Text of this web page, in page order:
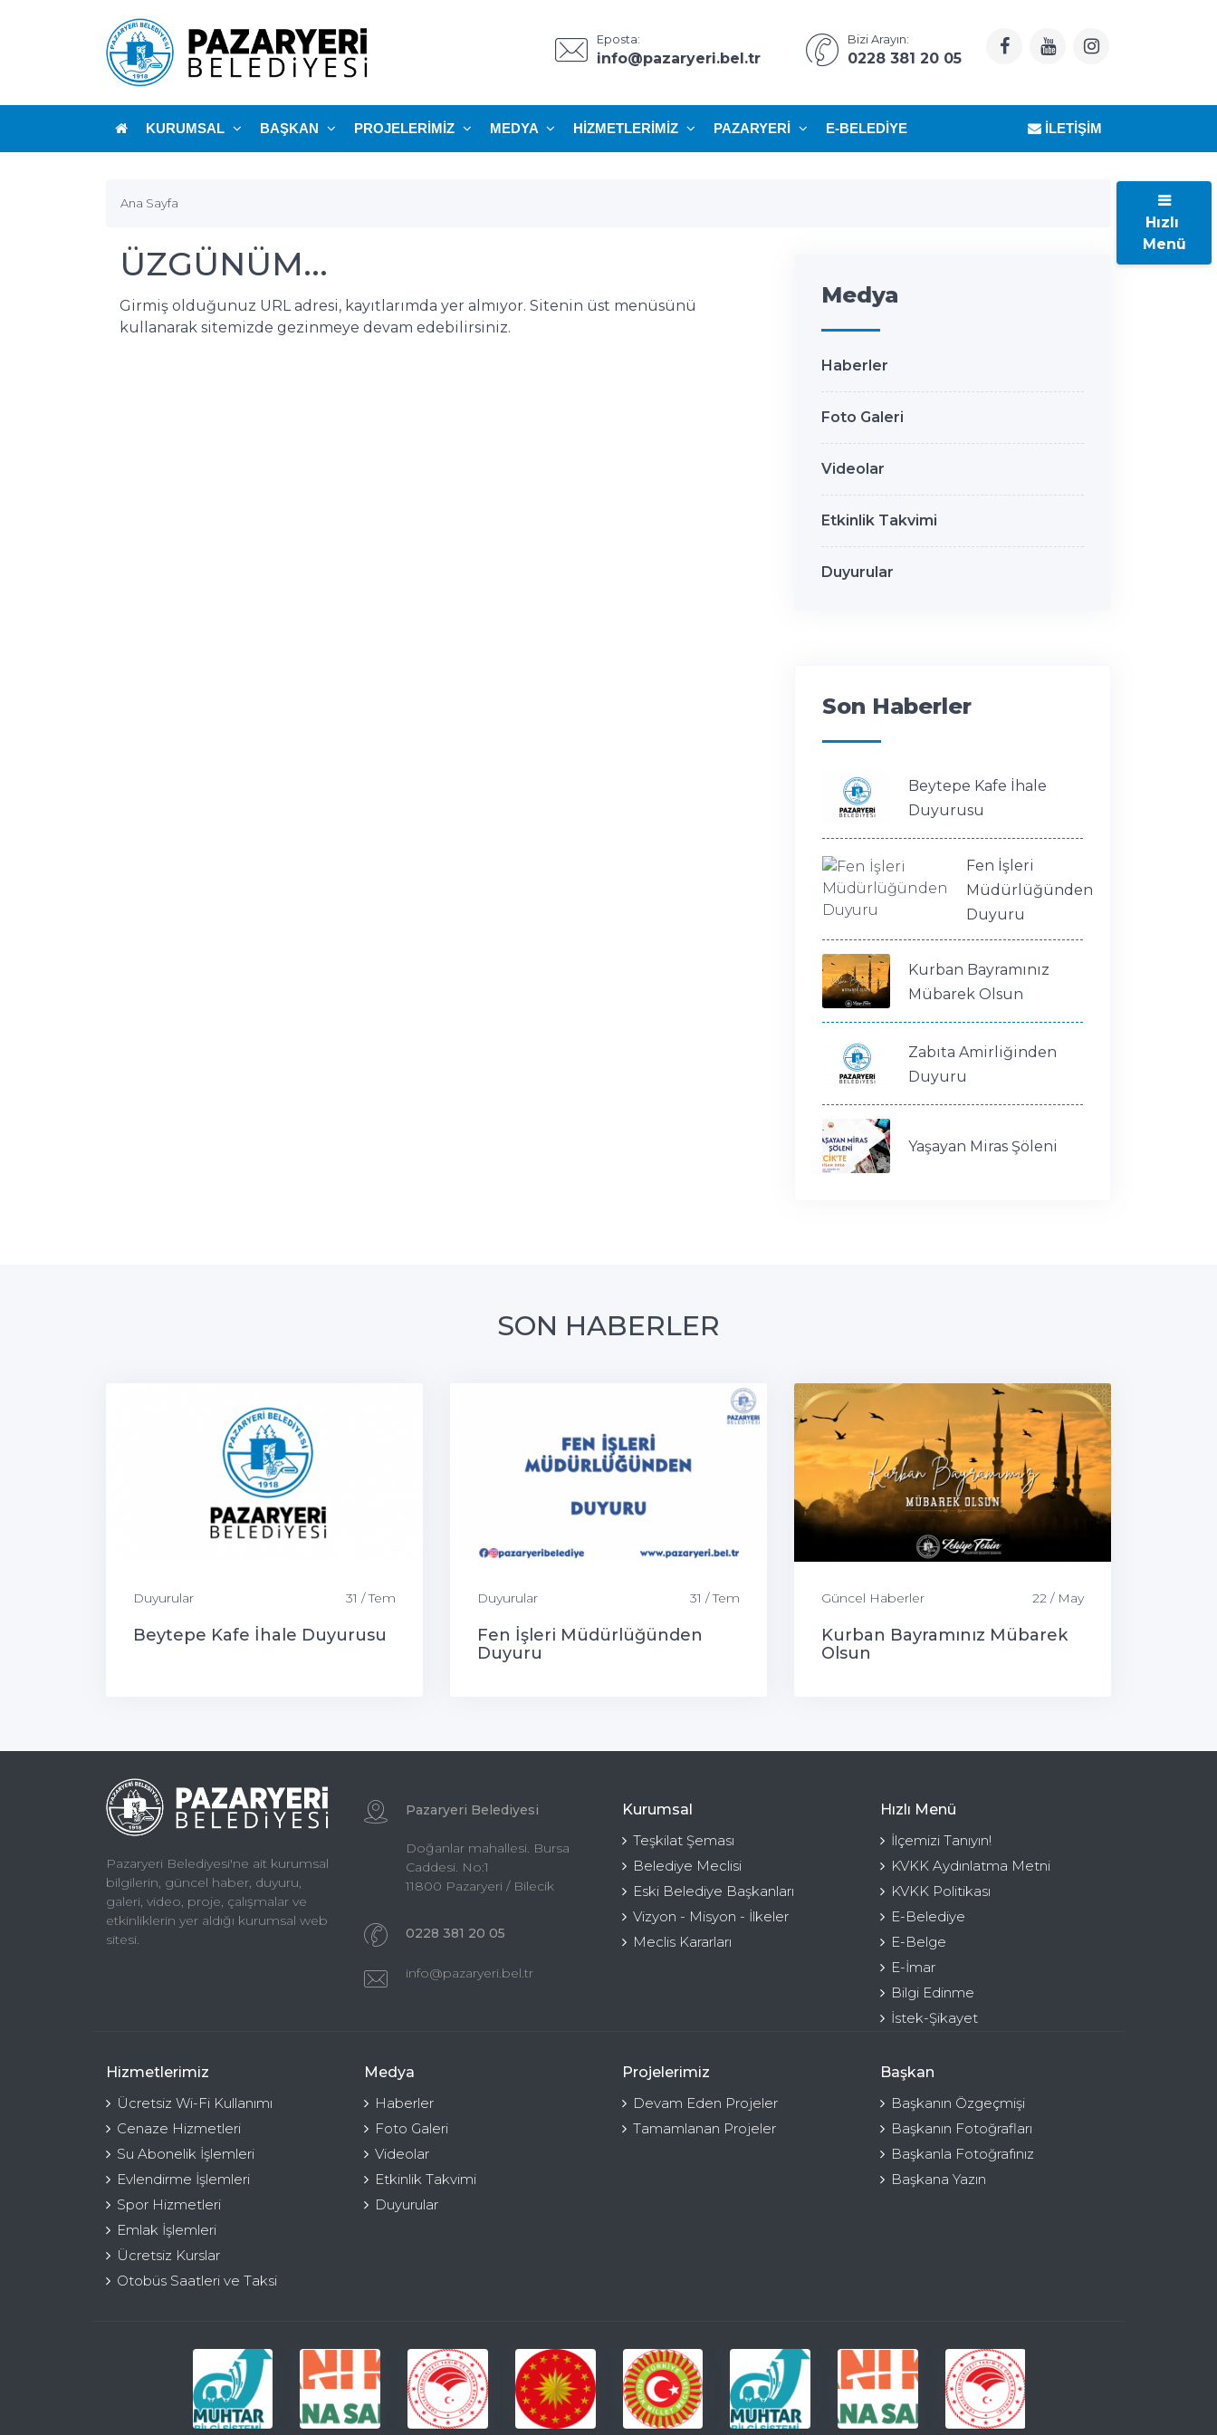
Eposta:
info@pazaryeri.bel.tr
Bizi Arayın:
0228 381 20 05
KURUMSAL BAŞKAN PROJELERIMIZ MEDYA HIZMETLERIMIZ PAZARYERI E-BELEDIYE İLETIŞIM
Ana Sayfa
ÜZGÜNÜM...
Girmiş olduğunuz URL adresi, kayıtlarımda yer almıyor. Sitenin üst menüsünü
kullanarak sitemizde gezinmeye devam edebilirsiniz.
Medya
Haberler
Foto Galeri
Videolar
Etkinlik Takvimi
Duyurular
Son Haberler
Beytepe Kafe İhale
Duyurusu
Fen İşleri
Müdürlüğünden
Duyuru
Kurban Bayramınız
Mübarek Olsun
Zabıta Amirliğinden
Duyuru
Yaşayan Miras Şöleni
SON HABERLER
Duyurular 31 / Tem
Beytepe Kafe İhale Duyurusu
Duyurular 31 / Tem
Fen İşleri Müdürlüğünden
Duyuru
Güncel Haberler 22 / May
Kurban Bayramınız Mübarek
Olsun
Pazaryeri Belediyesi'ne ait kurumsal
bilgilerin, güncel haber, duyuru,
galeri, video, proje, çalışmalar ve
etkinliklerin yer aldığı kurumsal web
sitesi.
Pazaryeri Belediyesi
Doğanlar mahallesi. Bursa
Caddesi. No:1
11800 Pazaryeri / Bilecik
0228 381 20 05
info@pazaryeri.bel.tr
Kurumsal
Teşkilat Şeması
Belediye Meclisi
Eski Belediye Başkanları
Vizyon - Misyon - İlkeler
Meclis Kararları
Hızlı Menü
İlçemizi Tanıyın!
KVKK Aydınlatma Metni
KVKK Politikası
E-Belediye
E-Belge
E-İmar
Bilgi Edinme
İstek-Şikayet
Hizmetlerimiz
Ücretsiz Wi-Fi Kullanımı
Cenaze Hizmetleri
Su Abonelik İşlemleri
Evlendirme İşlemleri
Spor Hizmetleri
Emlak İşlemleri
Ücretsiz Kurslar
Otobüs Saatleri ve Taksi
Medya
Haberler
Foto Galeri
Videolar
Etkinlik Takvimi
Duyurular
Projelerimiz
Devam Eden Projeler
Tamamlanan Projeler
Başkan
Başkanın Özgeçmişi
Başkanın Fotoğrafları
Başkanla Fotoğrafınız
Başkana Yazın
Hızlı
Menü